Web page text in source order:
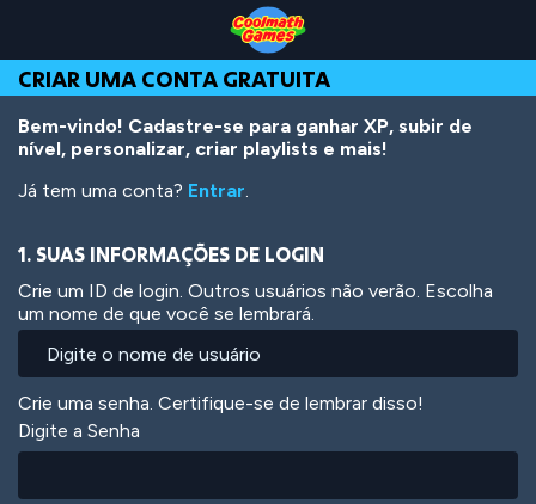
Top
of
Page
Navigation
Main
Content
Footer
o
conteúdo
principal
CRIAR UMA CONTA GRATUITA
Bem-vindo! Cadastre-se para ganhar XP, subir de
nível, personalizar, criar playlists e mais!
Já tem uma conta? Entrar.
1. SUAS INFORMAÇÕES DE LOGIN
Crie um ID de login. Outros usuários não verão. Escolha
um nome de que você se lembrará.
Crie uma senha. Certifique-se de lembrar disso!
Digite a Senha